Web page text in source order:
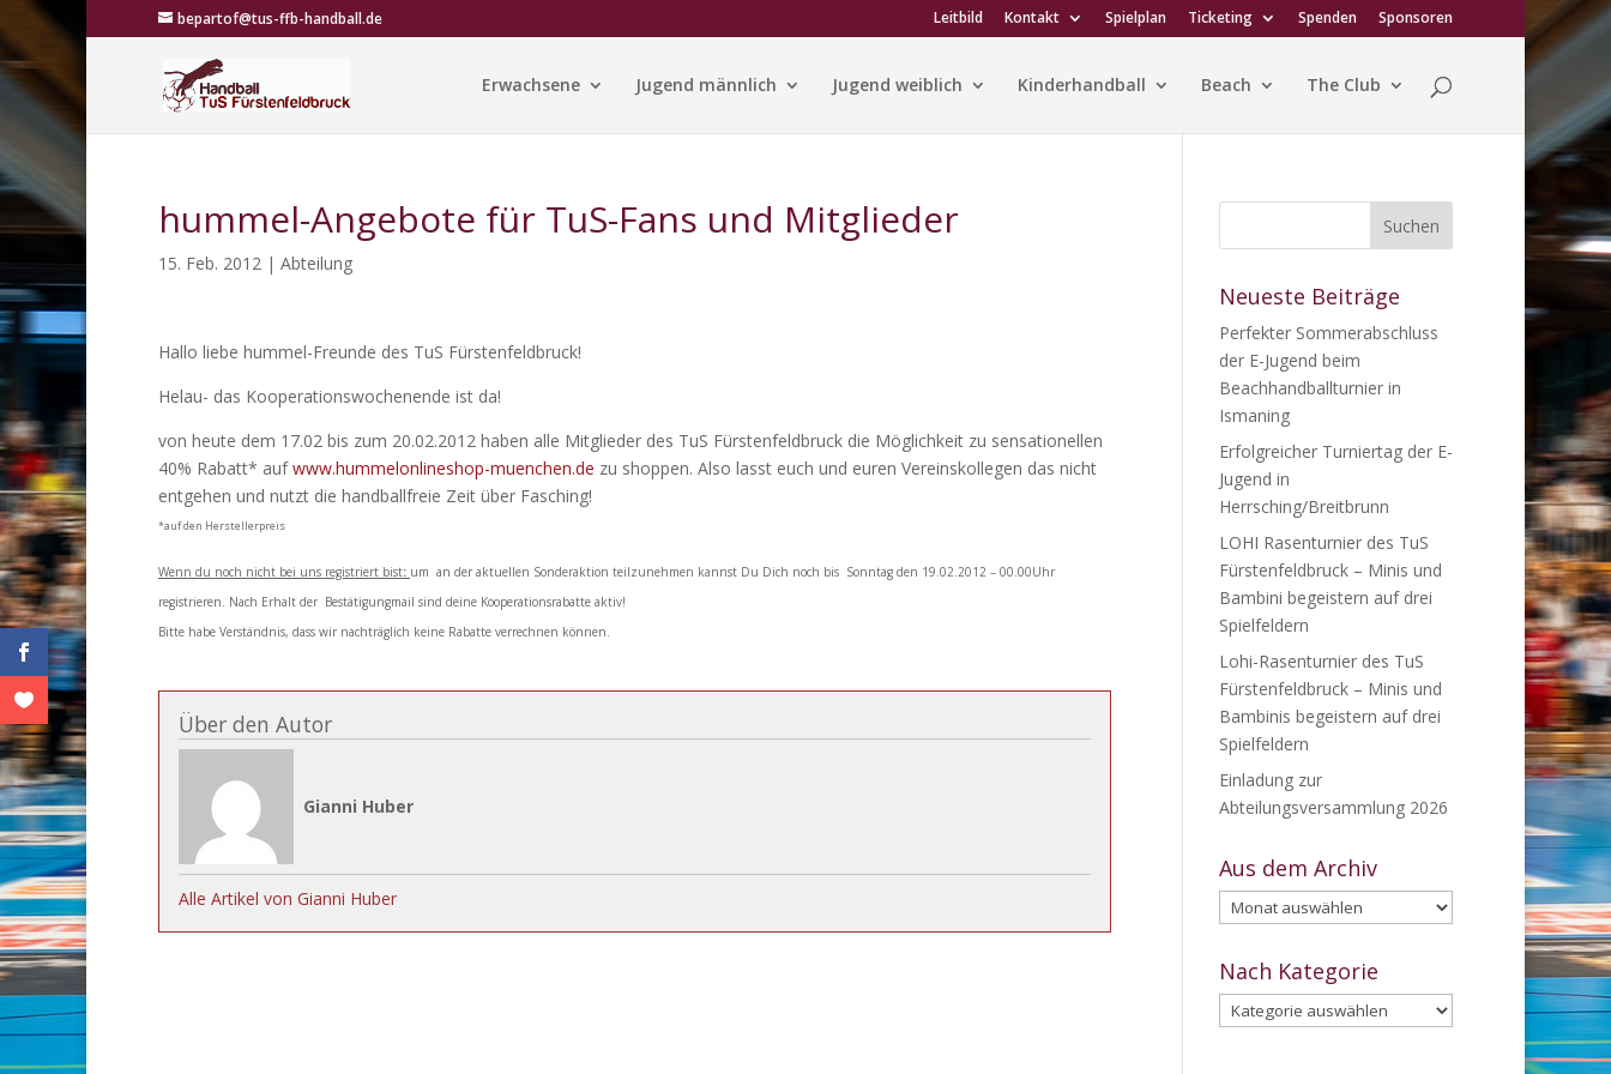
bepartof@tus-ffb-handball.de Leitbild Kontakt Spielplan Ticketing Spenden Sponsoren
Erwachsene Jugend männlich Jugend weiblich Kinderhandball Beach The Club
hummel-Angebote für TuS-Fans und Mitglieder
15. Feb. 2012 | Abteilung
Hallo liebe hummel-Freunde des TuS Fürstenfeldbruck!
Helau- das Kooperationswochenende ist da!
von heute dem 17.02 bis zum 20.02.2012 haben alle Mitglieder des TuS Fürstenfeldbruck die Möglichkeit zu sensationellen
40% Rabatt* aufwww.hummelonlineshop-muenchen.de zu shoppen. Also lasst euch und euren Vereinskollegen das nicht
entgehen und nutzt die handballfreie Zeit über Fasching!
*auf den Herstellerpreis
Wenn du noch nicht bei uns registriert bist: um an der aktuellen Sonderaktion teilzunehmen kannst Du Dich noch bis Sonntag den 19.02.2012 – 00.00Uhr
registrieren. Nach Erhalt der Bestätigungmail sind deine Kooperationsrabatte aktiv!
Bitte habe Verständnis, dass wir nachträglich keine Rabatte verrechnen können.
Über den Autor
Gianni Huber
Alle Artikel von Gianni Huber
Neueste Beiträge
Perfekter Sommerabschluss
der E-Jugend beim
Beachhandballturnier in
Ismaning
Erfolgreicher Turniertag der E-
Jugend in
Herrsching/Breitbrunn
LOHI Rasenturnier des TuS
Fürstenfeldbruck – Minis und
Bambini begeistern auf drei
Spielfeldern
Lohi-Rasenturnier des TuS
Fürstenfeldbruck – Minis und
Bambinis begeistern auf drei
Spielfeldern
Einladung zur
Abteilungsversammlung 2026
Aus dem Archiv
Aus
dem
Archiv
Nach Kategorie
Nach
Kategorie